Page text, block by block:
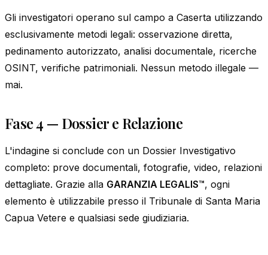
Gli investigatori operano sul campo a Caserta utilizzando
esclusivamente metodi legali: osservazione diretta,
pedinamento autorizzato, analisi documentale, ricerche
OSINT, verifiche patrimoniali. Nessun metodo illegale —
mai.
Fase 4 — Dossier e Relazione
L'indagine si conclude con un Dossier Investigativo
completo: prove documentali, fotografie, video, relazioni
dettagliate. Grazie alla GARANZIA LEGALIS™, ogni
elemento è utilizzabile presso il Tribunale di Santa Maria
Capua Vetere e qualsiasi sede giudiziaria.